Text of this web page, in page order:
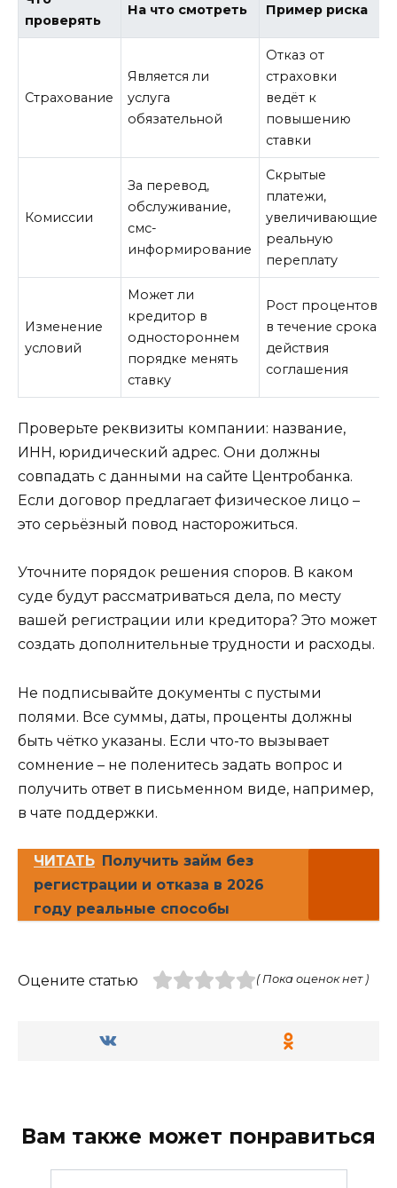
проверять
На что смотреть Пример риска
Страхование
Является ли
услуга
обязательной
Отказ от
страховки
ведёт к
повышению
ставки
Комиссии
За перевод,
обслуживание,
смс-
информирование
Скрытые
платежи,
увеличивающие
реальную
переплату
Изменение
условий
Может ли
кредитор в
одностороннем
порядке менять
ставку
Рост процентов
в течение срока
действия
соглашения
Проверьте реквизиты компании: название,
ИНН, юридический адрес. Они должны
совпадать с данными на сайте Центробанка.
Если договор предлагает физическое лицо –
это серьёзный повод насторожиться.
Уточните порядок решения споров. В каком
суде будут рассматриваться дела, по месту
вашей регистрации или кредитора? Это может
создать дополнительные трудности и расходы.
Не подписывайте документы с пустыми
полями. Все суммы, даты, проценты должны
быть чётко указаны. Если что-то вызывает
сомнение – не поленитесь задать вопрос и
получить ответ в письменном виде, например,
в чате поддержки.
ЧИТАТЬ Получить займ без
регистрации и отказа в 2026
году реальные способы
Оцените статью ( Пока оценок нет )
Вам также может понравиться